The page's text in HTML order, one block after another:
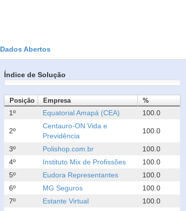
Dados Abertos
Índice de Solução
Posição Empresa %
1º Equatorial Amapá (CEA) 100.0
2º
Centauro-ON Vida e
Previdência
100.0
3º Polishop.com.br
100.0
4º
Instituto Mix de Profissões
100.0
5º
Eudora Representantes
100.0
6º
MG Seguros
100.0
7º
Estante Virtual
100.0